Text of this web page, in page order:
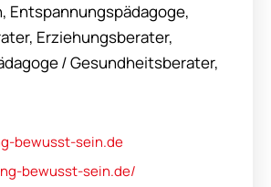
Entspannungspädagoge,
Erziehungsberater,
/ Gesundheitsberater,
bewusst-sein.de
bewusst-sein.de/